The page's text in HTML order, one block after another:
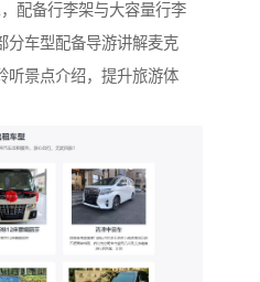
配备行李架与大容量行李
分车型配备导游讲解麦克
听景点介绍，提升旅游体